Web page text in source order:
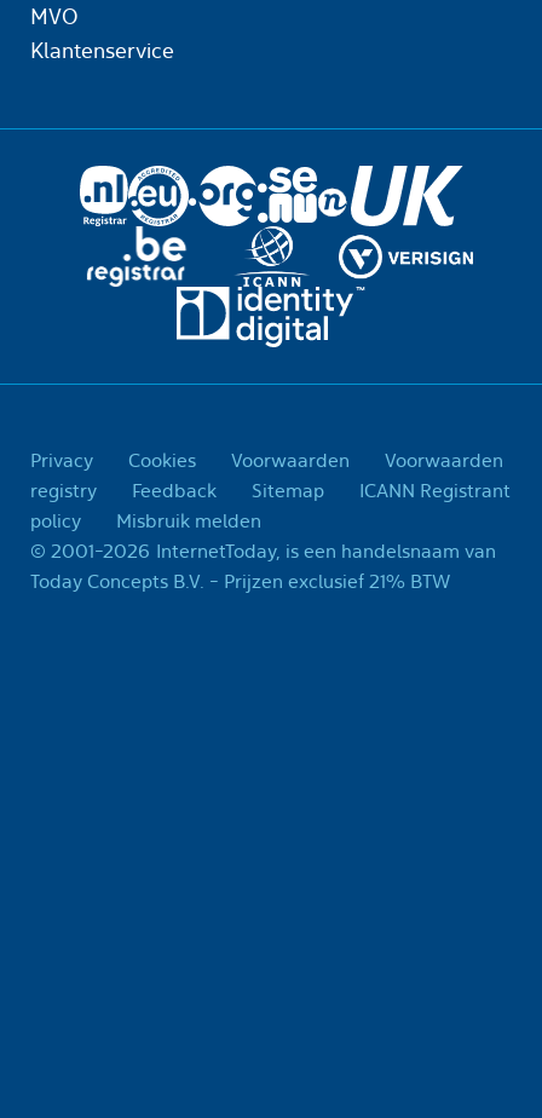
MVO
Klantenservice
Privacy Cookies Voorwaarden
Voorwaarden
registry
Feedback Sitemap
ICANN Registrant
policy
Misbruik melden
© 2001-2026 InternetToday, is een handelsnaam van
Today Concepts B.V. - Prijzen exclusief 21% BTW